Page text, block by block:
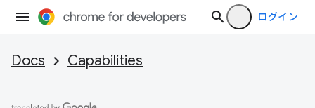
ログイン
Docs Capabilities